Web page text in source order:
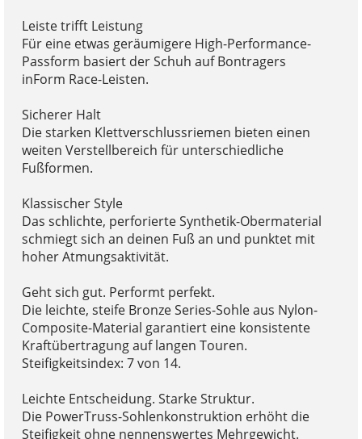
Leiste trifft Leistung
Für eine etwas geräumigere High-Performance-
Passform basiert der Schuh auf Bontragers
inForm Race-Leisten.
Sicherer Halt
Die starken Klettverschlussriemen bieten einen
weiten Verstellbereich für unterschiedliche
Fußformen.
Klassischer Style
Das schlichte, perforierte Synthetik-Obermaterial
schmiegt sich an deinen Fuß an und punktet mit
hoher Atmungsaktivität.
Geht sich gut. Performt perfekt.
Die leichte, steife Bronze Series-Sohle aus Nylon-
Composite-Material garantiert eine konsistente
Kraftübertragung auf langen Touren.
Steifigkeitsindex: 7 von 14.
Leichte Entscheidung. Starke Struktur.
Die PowerTruss-Sohlenkonstruktion erhöht die
Steifigkeit ohne nennenswertes Mehrgewicht.